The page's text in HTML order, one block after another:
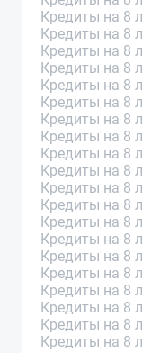
Кредиты на 8
Кредиты на 8
Кредиты на 8
Кредиты на 8
Кредиты на 8
Кредиты на 8
Кредиты на 8
Кредиты на 8
Кредиты на 8
Кредиты на 8
Кредиты на 8
Кредиты на 8
Кредиты на 8
Кредиты на 8
Кредиты на 8
Кредиты на 8
Кредиты на 8
Кредиты на 8
Кредиты на 8
Кредиты на 8